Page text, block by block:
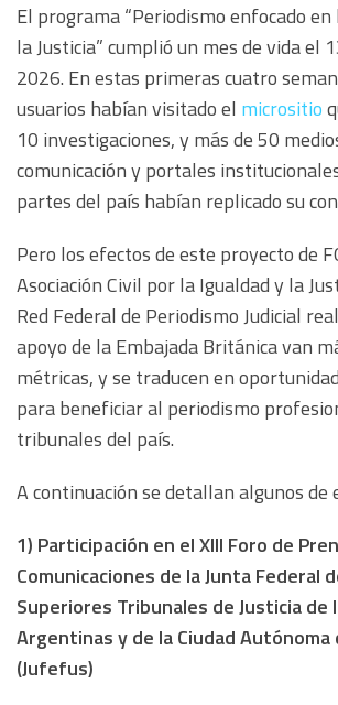
El programa “Periodismo enfocado en
la Justicia” cumplió un mes de vida el
2026. En estas primeras cuatro
usuarios habían visitado el micrositio
10 investigaciones, y más de 50
comunicación y portales
partes del país habían replicado su
Pero los efectos de este proyecto de
Asociación Civil por la Igualdad y la
Red Federal de Periodismo Judicial
apoyo de la Embajada Británica van
métricas, y se traducen en
para beneficiar al periodismo
tribunales del país.
A continuación se detallan algunos de
1) Participación en el XIII Foro de
Comunicaciones de la Junta Federal
Superiores Tribunales de Justicia de
Argentinas y de la Ciudad Autónoma
(Jufefus)